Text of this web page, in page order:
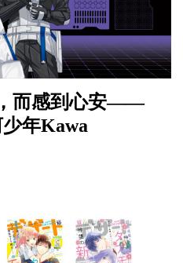
而感到心安——
少年Kawa